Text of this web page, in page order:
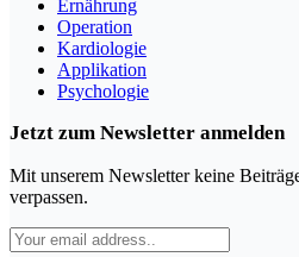
Ernährung
Operation
Kardiologie
Applikation
Psychologie
Jetzt zum Newsletter anmelden
Mit unserem Newsletter keine
verpassen.